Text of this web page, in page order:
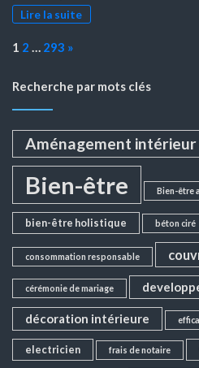
Lire la suite
Page:
1 2 … 293 Next
»
Recherche par mots clés
Aménagement intérieur
Bien-être Bien-être
bien-être holistique béton ciré
consommation responsable
cérémonie de mariage
décoration intérieure
electricien frais de notaire